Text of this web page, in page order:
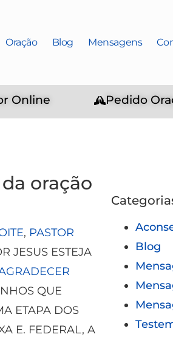
Oração Blog Mensagens
Online Pedido
oração
, PASTOR
JESUS ESTEJA
QUE
ETAPA DOS
E. FEDERAL, A
Blog